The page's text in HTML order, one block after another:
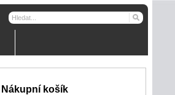
Nákupní košík